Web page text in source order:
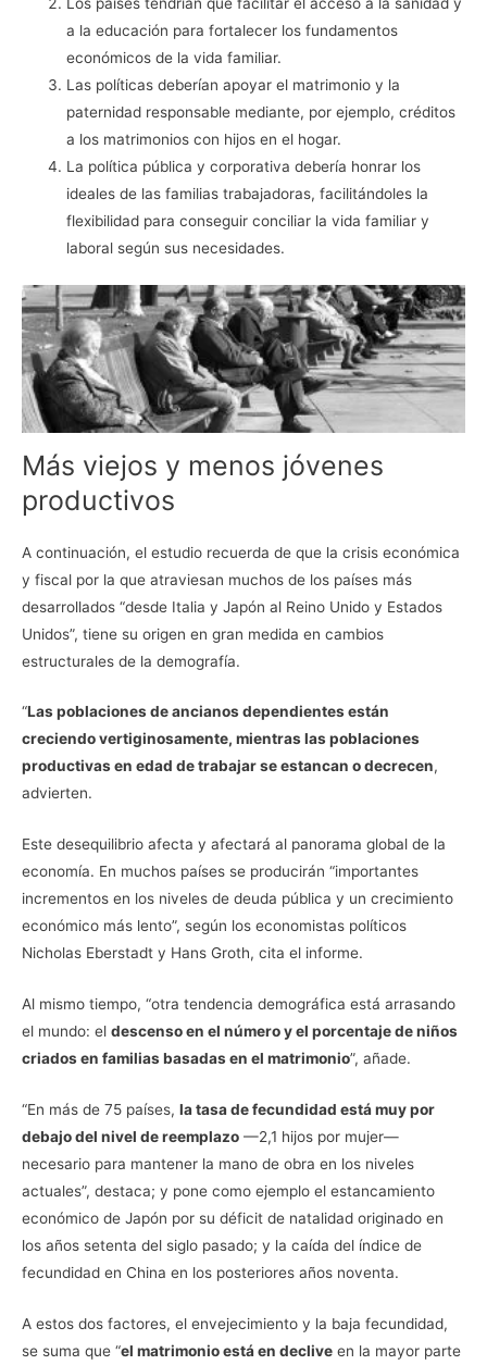
Los países tendrían que facilitar el acceso a la sanidad y
a la educación para fortalecer los fundamentos
económicos de la vida familiar.
Las políticas deberían apoyar el matrimonio y la
paternidad responsable mediante, por ejemplo, créditos
a los matrimonios con hijos en el hogar.
La política pública y corporativa debería honrar los
ideales de las familias trabajadoras, facilitándoles la
flexibilidad para conseguir conciliar la vida familiar y
laboral según sus necesidades.
Más viejos y menos jóvenes
productivos
A continuación, el estudio recuerda de que la crisis económica
y fiscal por la que atraviesan muchos de los países más
desarrollados “desde Italia y Japón al Reino Unido y Estados
Unidos”, tiene su origen en gran medida en cambios
estructurales de la demografía.
“Las poblaciones de ancianos dependientes están
creciendo vertiginosamente, mientras las poblaciones
productivas en edad de trabajar se estancan o decrecen,
advierten.
Este desequilibrio afecta y afectará al panorama global de la
economía. En muchos países se producirán “importantes
incrementos en los niveles de deuda pública y un crecimiento
económico más lento”, según los economistas políticos
Nicholas Eberstadt y Hans Groth, cita el informe.
Al mismo tiempo, “otra tendencia demográfica está arrasando
el mundo: el descenso en el número y el porcentaje de niños
criados en familias basadas en el matrimonio”, añade.
“En más de 75 países, la tasa de fecundidad está muy por
debajo del nivel de reemplazo —2,1 hijos por mujer—
necesario para mantener la mano de obra en los niveles
actuales”, destaca; y pone como ejemplo el estancamiento
económico de Japón por su déficit de natalidad originado en
los años setenta del siglo pasado; y la caída del índice de
fecundidad en China en los posteriores años noventa.
A estos dos factores, el envejecimiento y la baja fecundidad,
se suma que “el matrimonio está en declive en la mayor parte